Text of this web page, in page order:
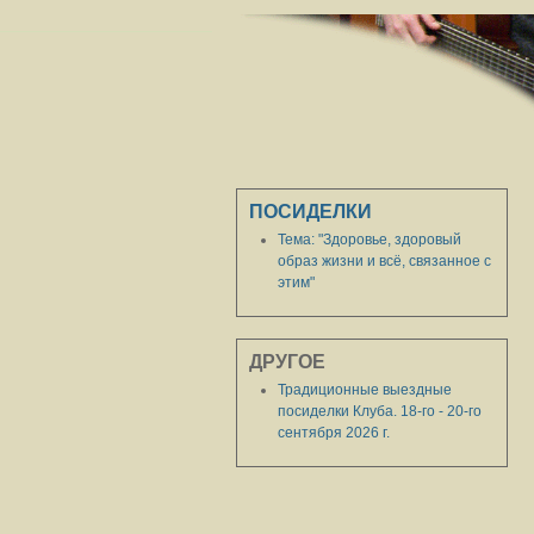
ПОСИДЕЛКИ
Тема: "Здоровье, здоровый
образ жизни и всё, связанное с
этим"
ДРУГОЕ
Традиционные выездные
посиделки Клуба. 18-го - 20-го
сентября 2026 г.